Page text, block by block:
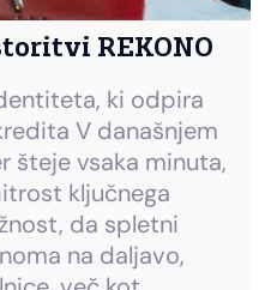
REKONO
ki odpira
V današnjem
šteje vsaka minuta,
ključnega
da spletni
na daljavo,